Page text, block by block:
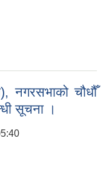
नगरसभाको चौधौँ
सूचना ।